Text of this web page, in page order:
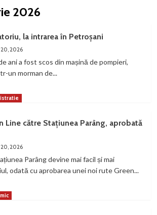
2026
la intrarea în Petroșani
2026
ani a fost scos din mașină de pompieri,
un morman de...
Line către Stațiunea Parâng, aprobată
2026
Parâng devine mai facil și mai
odată cu aprobarea unei noi rute Green...